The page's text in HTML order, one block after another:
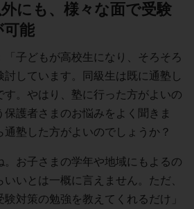
にも、様々な面で受験
能
「子どもが高校生になり、そろそろ
しています。同級生は既に通塾し
す。やはり、塾に行った方がよいの
護者さまのお悩みをよく聞きま
塾した方がよいのでしょうか？
。お子さまの学年や地域にもよるの
いとは一概に言えません。ただ、
対策の勉強を教えてくれるだけ」